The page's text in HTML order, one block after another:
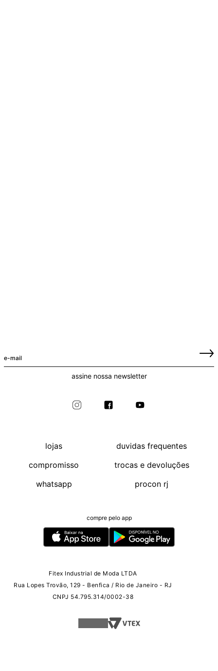
assine nossa newsletter
lojas
compromisso
whatsapp
duvidas frequentes
trocas e devoluções
procon rj
compre pelo app
Fitex Industrial de Moda LTDA
Rua Lopes Trovão, 129 - Benfica / Rio de Janeiro - RJ
CNPJ 54.795.314/0002-38